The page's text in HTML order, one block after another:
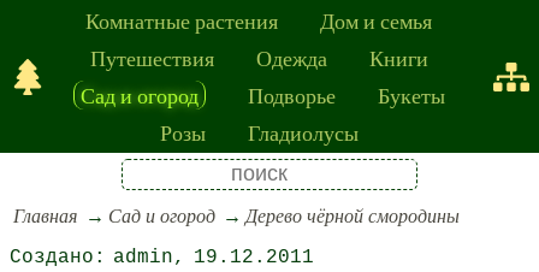
Комнатные растения
Дом и семья
Путешествия
Одежда
Книги
Сад и огород
Подворье
Букеты
Розы
Гладиолусы
Главная Сад и огород Дерево чёрной смородины
admin 19.12.2011